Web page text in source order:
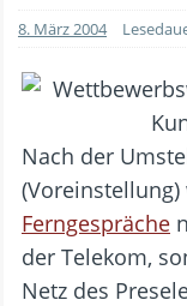
8. März 2004
Nach der
(Voreinstellung)
Ferngespräche
der Telekom,
Netz des